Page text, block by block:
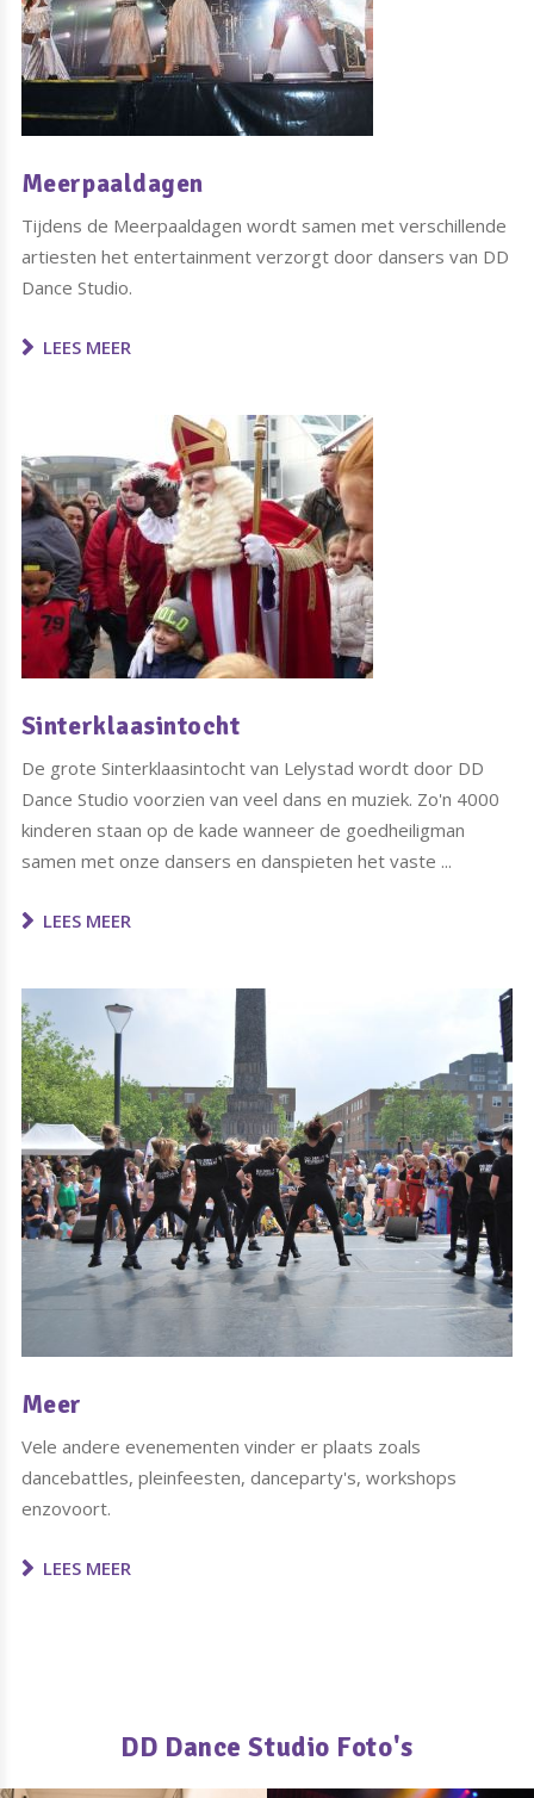
Meerpaaldagen
Tijdens de Meerpaaldagen wordt samen met verschillende
artiesten het entertainment verzorgt door dansers van DD
Dance Studio.
LEES MEER
Sinterklaasintocht
De grote Sinterklaasintocht van Lelystad wordt door DD
Dance Studio voorzien van veel dans en muziek. Zo'n 4000
kinderen staan op de kade wanneer de goedheiligman
samen met onze dansers en danspieten het vaste ...
LEES MEER
Meer
Vele andere evenementen vinder er plaats zoals
dancebattles, pleinfeesten, danceparty's, workshops
enzovoort.
LEES MEER
DD Dance Studio Foto's